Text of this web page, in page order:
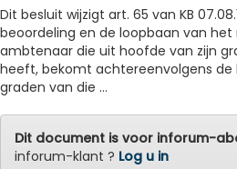
Dit besluit wijzigt art. 65 van KB
beoordeling en de loopbaan van het
ambtenaar die uit hoofde van zijn
heeft, bekomt achtereenvolgens de
graden van die ...
Dit document is voor inforum-
inforum-klant ? Log u in